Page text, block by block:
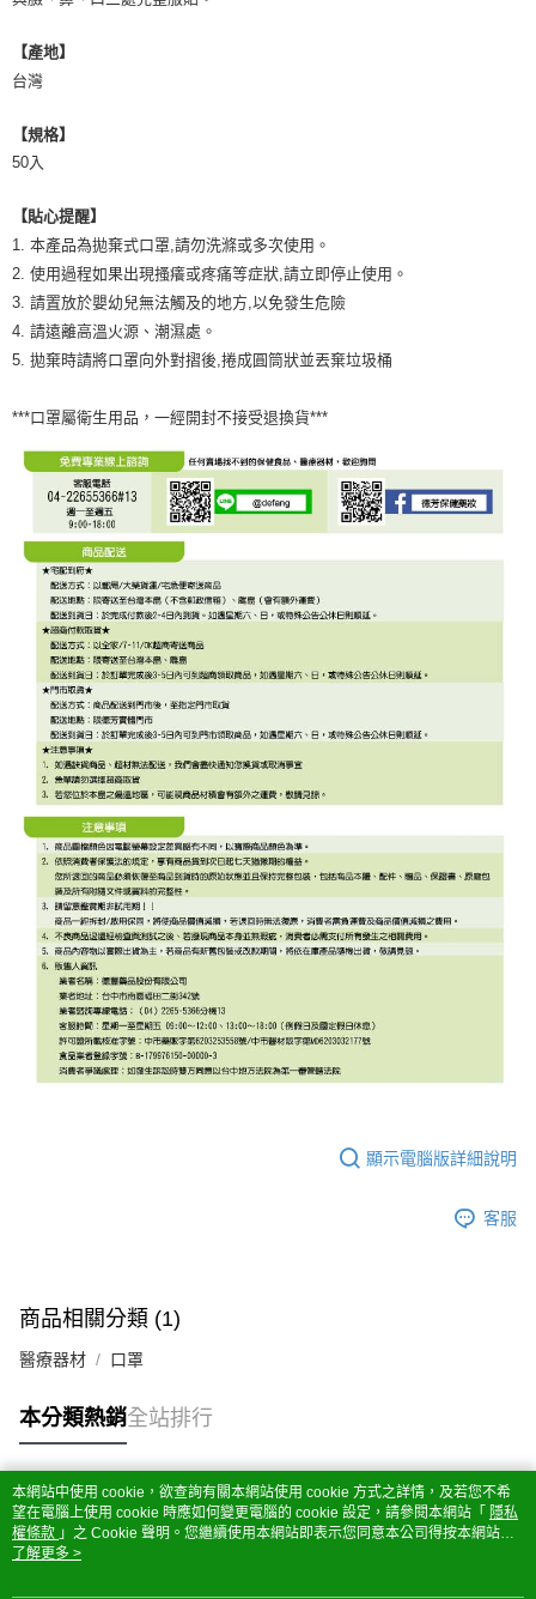
【產地】
台灣
【規格】
50入
【貼心提醒】
1. 本產品為拋棄式口罩,請勿洗滌或多次使用。
2. 使用過程如果出現搔癢或疼痛等症狀,請立即停止使用。
3. 請置放於嬰幼兒無法觸及的地方,以免發生危險
4. 請遠離高溫火源、潮濕處。
5. 拋棄時請將口罩向外對摺後,捲成圓筒狀並丟棄垃圾桶
***口罩屬衛生用品，一經開封不接受退換貨***
顯示電腦版詳細說明
客服
商品相關分類 (1)
醫療器材 口罩
本分類熱銷全站排行
熱門標籤
本網站中使用 cookie，欲查詢有關本網站使用 cookie 方式之詳情，及若您不希
望在電腦上使用 cookie 時應如何變更電腦的 cookie 設定，請參閱本網站「 隱私
權條款 」之 Cookie 聲明。您繼續使用本網站即表示您同意本公司得按本網站使
用條款之 Cookie 聲明使用 cookie。
了解更多 >